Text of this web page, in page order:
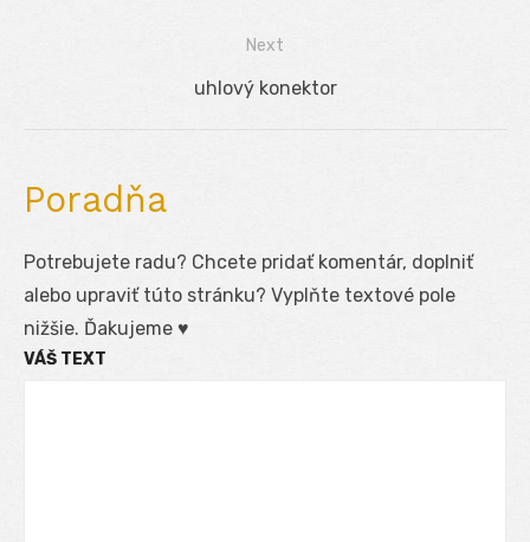
Next
Next
uhlový konektor
Poradňa
Potrebujete radu? Chcete pridať komentár, doplniť
alebo upraviť túto stránku? Vyplňte textové pole
nižšie. Ďakujeme ♥
VÁŠ TEXT